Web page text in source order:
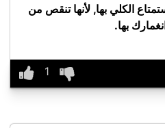
الكلي بها, لأنها تنقص من
بها.